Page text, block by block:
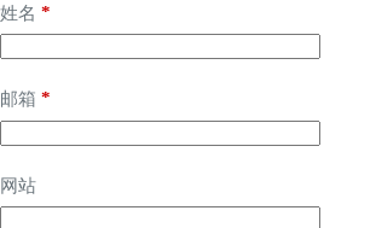
姓名 *
邮箱 *
网站